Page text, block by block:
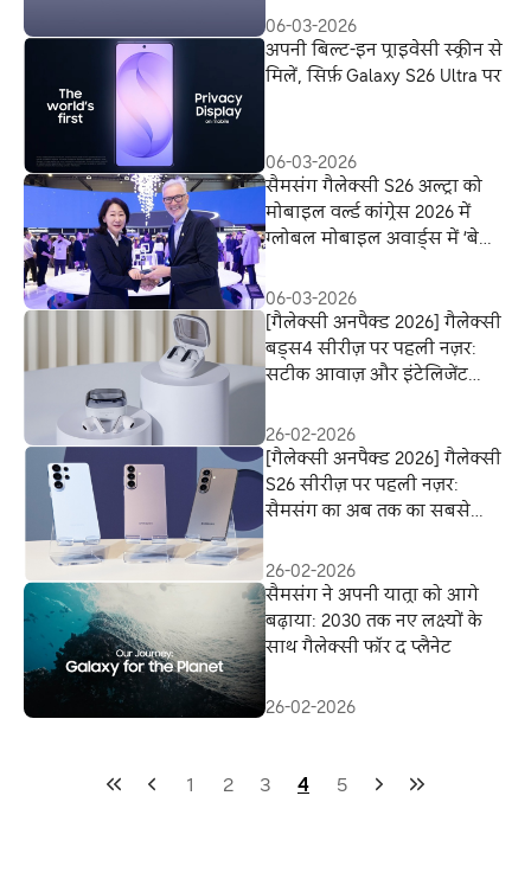
06-03-2026
अपनी बिल्ट-इन प्राइवेसी स्क्रीन से
मिलें, सिर्फ़ Galaxy S26 Ultra पर
06-03-2026
सैमसंग गैलेक्सी S26 अल्ट्रा को
मोबाइल वर्ल्ड कांग्रेस 2026 में
ग्लोबल मोबाइल अवार्ड्स में ‘बेस्ट
06-03-2026
[गैलेक्सी अनपैक्ड 2026] गैलेक्सी
बड्स4 सीरीज़ पर पहली नज़र:
सटीक आवाज़ और इंटेलिजेंट
26-02-2026
[गैलेक्सी अनपैक्ड 2026] गैलेक्सी
S26 सीरीज़ पर पहली नज़र:
सैमसंग का अब तक का सबसे
26-02-2026
सैमसंग ने अपनी यात्रा को आगे
बढ़ाया: 2030 तक नए लक्ष्यों के
साथ गैलेक्सी फॉर द प्लैनेट
26-02-2026
1 2 3 4 5